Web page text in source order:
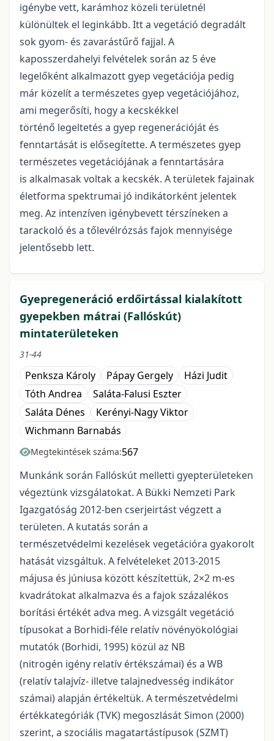
igénybe vett, karámhoz közeli területnél
különültek el leginkább. Itt a vegetáció degradált
sok gyom- és zavarástűrő fajjal. A
kaposszerdahelyi felvételek során az 5 éve
legelőként alkalmazott gyep vegetációja pedig
már közelít a természetes gyep vegetációjához,
ami megerősíti, hogy a kecskékkel
történő legeltetés a gyep regenerációját és
fenntartását is elősegítette. A természetes gyep
természetes vegetációjának a fenntartására
is alkalmasak voltak a kecskék. A területek fajainak
életforma spektrumai jó indikátorként jelentek
meg. Az intenzíven igénybevett térszíneken a
tarackoló és a tőlevélrózsás fajok mennyisége
jelentősebb lett.
Gyepregeneráció erdőirtással kialakított
gyepekben mátrai (Fallóskút)
mintaterületeken
31-44
Penksza Károly Pápay Gergely
Házi Judit
Tóth Andrea
Saláta-Falusi Eszter
Saláta Dénes
Kerényi-Nagy Viktor
Wichmann Barnabás
Megtekintések száma:567
Munkánk során Fallóskút melletti gyepterületeken
végeztünk vizsgálatokat. A Bükki Nemzeti Park
Igazgatóság 2012-ben cserjeirtást végzett a
területen. A kutatás során a
természetvédelmi kezelések vegetációra gyakorolt
hatását vizsgáltuk. A felvételeket 2013-2015
májusa és júniusa között készítettük, 2×2 m-es
kvadrátokat alkalmazva és a fajok százalékos
borítási értékét adva meg. A vizsgált vegetáció
típusokat a Borhidi-féle relatív növényökológiai
mutatók (Borhidi, 1995) közül az NB
(nitrogén igény relatív értékszámai) és a WB
(relatív talajvíz- illetve talajnedvesség indikátor
számai) alapján értékeltük. A természetvédelmi
értékkategóriák (TVK) megoszlását Simon (2000)
szerint, a szociális magatartástípusok (SZMT)